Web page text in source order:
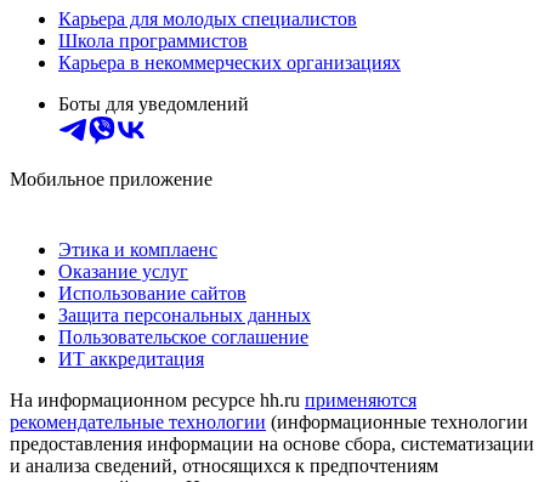
Карьера для молодых специалистов
Школа программистов
Карьера в некоммерческих организациях
Боты для уведомлений
Мобильное приложение
Этика и комплаенс
Оказание услуг
Использование сайтов
Защита персональных данных
Пользовательское соглашение
ИТ аккредитация
На информационном ресурсе hh.ru применяются
рекомендательные технологии (информационные технологии
предоставления информации на основе сбора, систематизации
и анализа сведений, относящихся к предпочтениям